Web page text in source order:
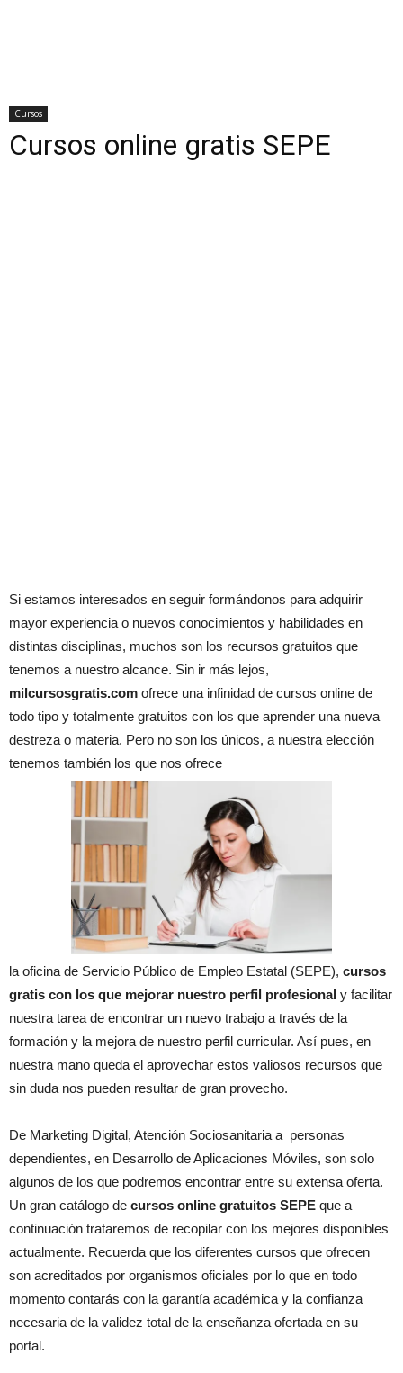
Cursos
Cursos online gratis SEPE
Si estamos interesados en seguir formándonos para adquirir
mayor experiencia o nuevos conocimientos y habilidades en
distintas disciplinas, muchos son los recursos gratuitos que
tenemos a nuestro alcance. Sin ir más lejos,
milcursosgratis.com ofrece una infinidad de cursos online de
todo tipo y totalmente gratuitos con los que aprender una nueva
destreza o materia. Pero no son los únicos, a nuestra elección
tenemos también los que nos ofrece
la oficina de Servicio Público de Empleo Estatal (SEPE), cursos
gratis con los que mejorar nuestro perfil profesional y facilitar
nuestra tarea de encontrar un nuevo trabajo a través de la
formación y la mejora de nuestro perfil curricular. Así pues, en
nuestra mano queda el aprovechar estos valiosos recursos que
sin duda nos pueden resultar de gran provecho.
De Marketing Digital, Atención Sociosanitaria a personas
dependientes, en Desarrollo de Aplicaciones Móviles, son solo
algunos de los que podremos encontrar entre su extensa oferta.
Un gran catálogo de cursos online gratuitos SEPE que a
continuación trataremos de recopilar con los mejores disponibles
actualmente. Recuerda que los diferentes cursos que ofrecen
son acreditados por organismos oficiales por lo que en todo
momento contarás con la garantía académica y la confianza
necesaria de la validez total de la enseñanza ofertada en su
portal.